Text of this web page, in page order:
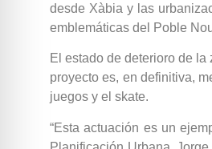
desde Xàbia y las
emblemáticas del Poble
El estado de deterioro de
proyecto es, en definitiva,
juegos y el skate.
“Esta actuación es un